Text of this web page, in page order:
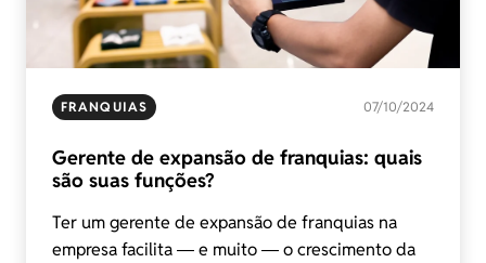
FRANQUIAS 07/10/2024
Gerente de expansão de franquias: quais
são suas funções?
Ter um gerente de expansão de franquias na
empresa facilita ― e muito ― o crescimento da